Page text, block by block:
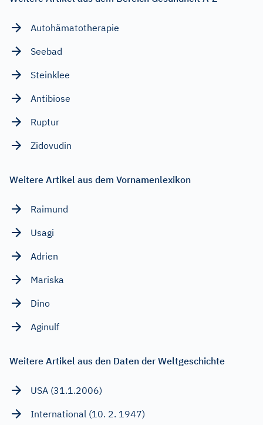
Autohämatotherapie
Seebad
Steinklee
Antibiose
Ruptur
Zidovudin
Weitere Artikel aus dem Vornamenlexikon
Raimund
Usagi
Adrien
Mariska
Dino
Aginulf
Weitere Artikel aus den Daten der Weltgeschichte
USA (31.1.2006)
International (10. 2. 1947)